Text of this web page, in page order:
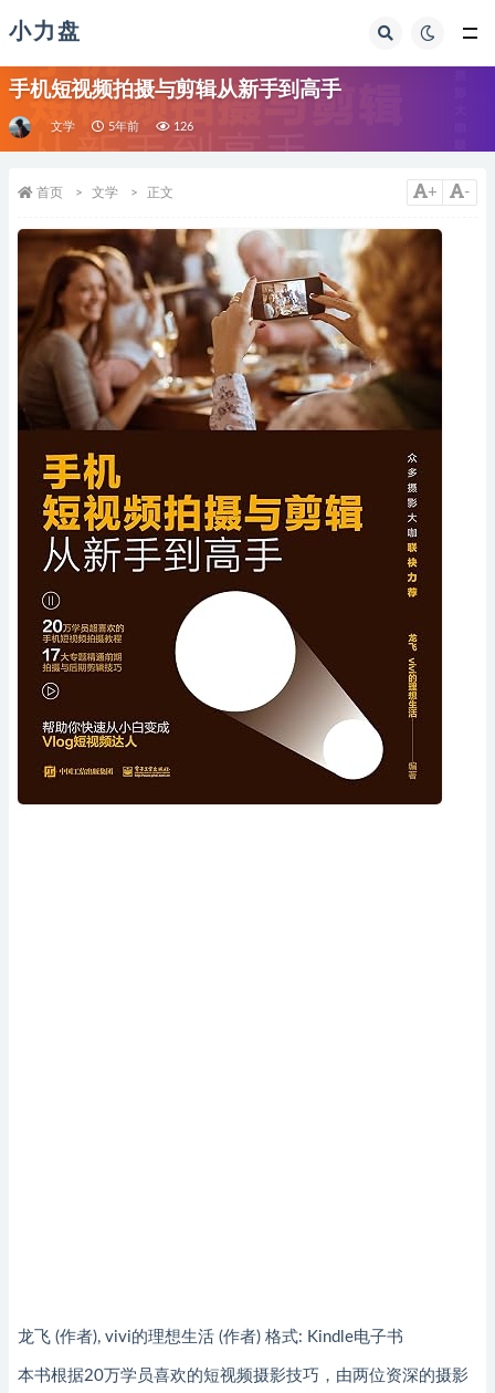
小力盘
手机短视频拍摄与剪辑从新手到高手
文学 5年前 126
+ -
首页 文学 正文
龙飞 (作者), vivi的理想生活 (作者) 格式: Kindle电子书
本书根据20万学员喜欢的短视频摄影技巧，由两位资深的摄影